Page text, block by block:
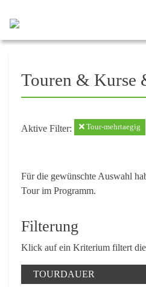
Touren & Kurse
Aktive Filter: Tour-mehrtaegig
Für die gewünschte Auswahl
Tour im Programm.
Filterung
Klick auf ein Kriterium filtert die
TOURDAUER